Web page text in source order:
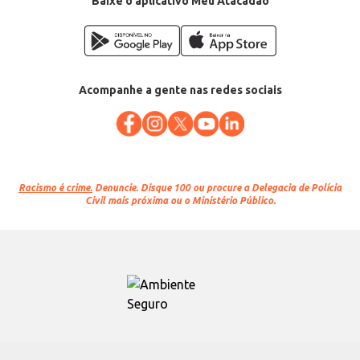
Acompanhe a gente nas redes sociais
Racismo é crime. Denuncie. Disque 100 ou procure a Delegacia de Polícia
Civil mais próxima ou o Ministério Público.